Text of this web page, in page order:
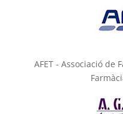
AFET - Associació de